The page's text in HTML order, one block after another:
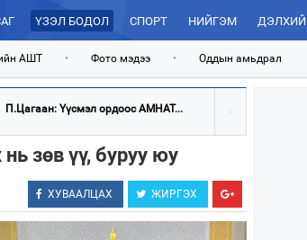
ҮЗЭЛ БОДОЛ СПОРТ НИЙГЭМ ДЭЛХИЙ
АШТ • Фото мэдээ • Оддын амьдрал
П.Цагаан: Үүсмэл ордоос АМНАТ...
зөв үү, буруу юу
ХУВААЛЦАХ ЖИРГЭХ